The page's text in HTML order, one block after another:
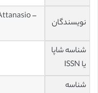
نویسندگان
–
شناسه شاپا
یا ISSN
شناسه